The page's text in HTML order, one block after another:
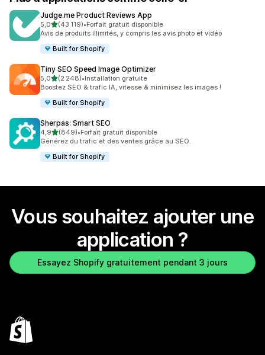
Judge.me Product Reviews App
5,0étoile(s) sur 5
(43 119)
43119 avis au total
•Forfait gratuit disponible
Avis de produits illimités, y compris les avis photo et vidéo
Built for Shopify
Tiny SEO Speed Image Optimizer
5,0étoile(s) sur 5
(2 248)
2248 avis au total
•Installation gratuite
Boostez SEO & trafic IA, vitesse & minimisez les images !
Built for Shopify
Sherpas: Smart SEO
4,9étoile(s) sur 5
(849)
849 avis au total
•Forfait gratuit disponible
Générez du trafic et des ventes grâce au SEO.
Built for Shopify
Vous souhaitez ajouter une
application ?
Essayez Shopify gratuitement pendant 3 jours